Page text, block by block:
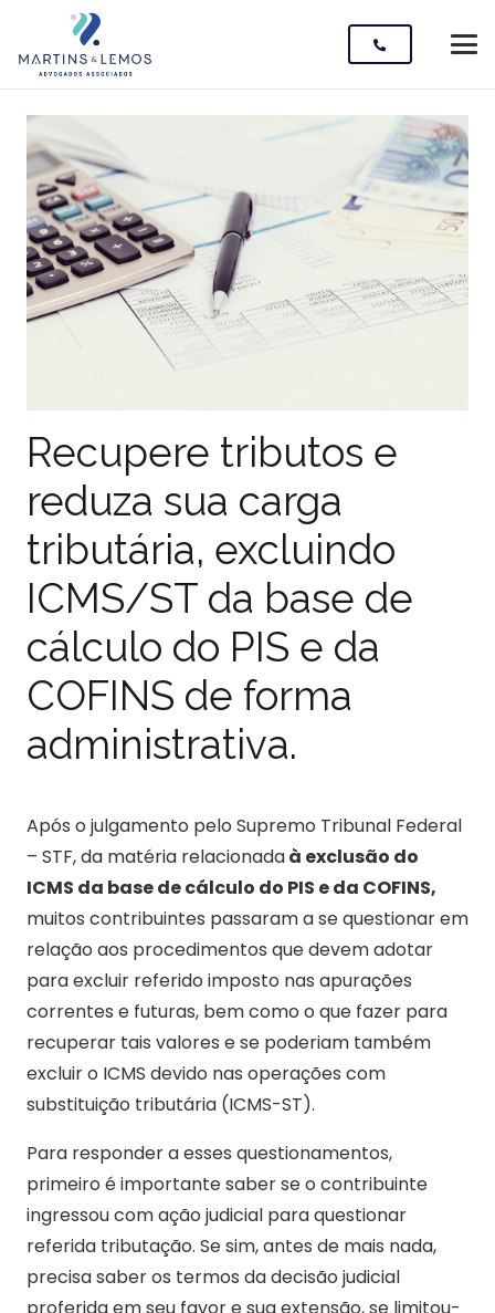
Recupere tributos e
reduza sua carga
tributária, excluindo
ICMS/ST da base de
cálculo do PIS e da
COFINS de forma
administrativa.
Após o julgamento pelo Supremo Tribunal Federal
– STF, da matéria relacionadaà exclusão do
ICMS da base de cálculo do PIS e da COFINS,
muitos contribuintes passaram a se questionar em
relação aos procedimentos que devem adotar
para excluir referido imposto nas apurações
correntes e futuras, bem como o que fazer para
recuperar tais valores e se poderiam também
excluir o ICMS devido nas operações com
substituição tributária (ICMS-ST).
Para responder a esses questionamentos,
primeiro é importante saber se o contribuinte
ingressou com ação judicial para questionar
referida tributação. Se sim, antes de mais nada,
precisa saber os termos da decisão judicial
proferida em seu favor e sua extensão, se limitou-